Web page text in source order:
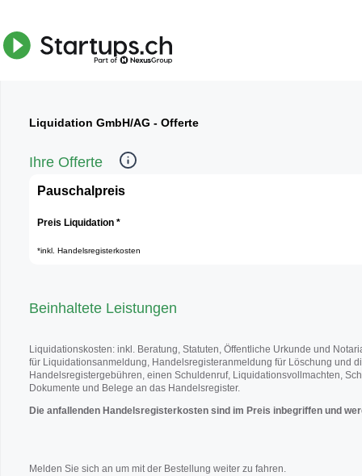
Liquidation GmbH/AG - Offerte
Ihre Offerte
Pauschalpreis
Preis Liquidation *
*inkl. Handelsregisterkosten
Beinhaltete Leistungen
Liquidationskosten: inkl. Beratung, Statuten, Öffentliche Urkunde und
für Liquidationsanmeldung, Handelsregisteranmeldung für Löschung und
Handelsregistergebühren, einen Schuldenruf, Liquidationsvollmachten,
Dokumente und Belege an das Handelsregister.
Die anfallenden Handelsregisterkosten sind im Preis inbegriffen und
Melden Sie sich an um mit der Bestellung weiter zu fahren.